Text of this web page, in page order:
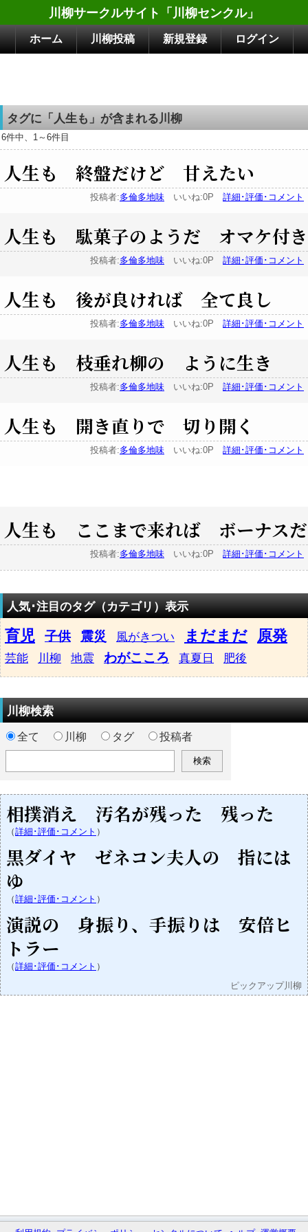
川柳サークルサイト「川柳センクル」
ホーム 川柳投稿 新規登録 ログイン
タグに「人生も」が含まれる川柳
6件中、1～6件目
人生も 終盤だけど 甘えたい
投稿者:多倫多地味 いいね:0P 詳細･評価･コメント
人生も 駄菓子のようだ オマケ付き
投稿者:多倫多地味 いいね:0P 詳細･評価･コメント
人生も 後が良ければ 全て良し
投稿者:多倫多地味 いいね:0P 詳細･評価･コメント
人生も 枝垂れ柳の ように生き
投稿者:多倫多地味 いいね:0P 詳細･評価･コメント
人生も 開き直りで 切り開く
投稿者:多倫多地味 いいね:0P 詳細･評価･コメント
人生も ここまで来れば ボーナスだ
投稿者:多倫多地味 いいね:0P 詳細･評価･コメント
人気･注目のタグ（カテゴリ）表示
育児 子供 震災 風がきつい まだまだ 原発
芸能 川柳 地震 わがこころ 真夏日 肥後
川柳検索
全て 川柳 タグ 投稿者
相撲消え 汚名が残った 残った
（詳細･評価･コメント ）
黒ダイヤ ゼネコン夫人の 指には
ゆ
（詳細･評価･コメント ）
演説の 身振り、手振りは 安倍ヒ
トラー
（詳細･評価･コメント ）
ピックアップ川柳